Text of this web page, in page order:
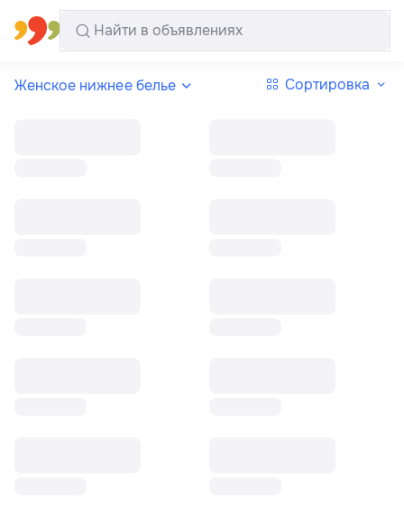
Все регионы Русский
Женское нижнее белье Сортировка